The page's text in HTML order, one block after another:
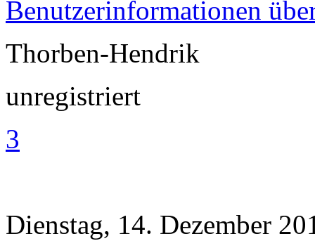
Benutzerinformationen
Thorben-Hendrik
unregistriert
3
Dienstag, 14. Dezember